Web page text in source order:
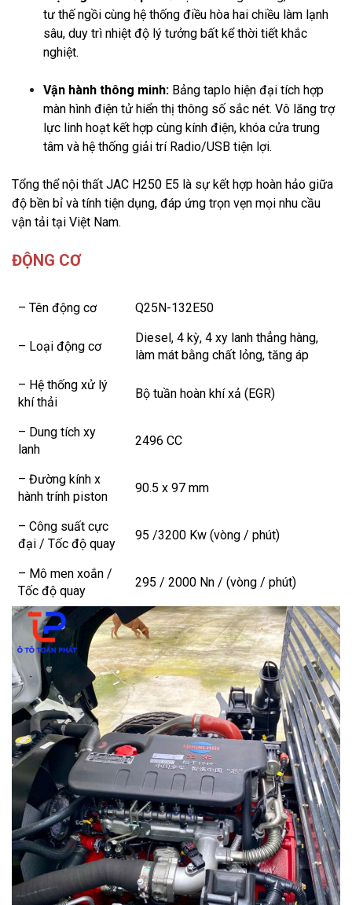
tư thế ngồi cùng hệ thống điều hòa hai chiều làm lạnh
sâu, duy trì nhiệt độ lý tưởng bất kể thời tiết khắc
nghiệt.
Vận hành thông minh: Bảng taplo hiện đại tích hợp
màn hình điện tử hiển thị thông số sắc nét. Vô lăng trợ
lực linh hoạt kết hợp cùng kính điện, khóa cửa trung
tâm và hệ thống giải trí Radio/USB tiện lợi.
Tổng thể nội thất JAC H250 E5 là sự kết hợp hoàn hảo giữa
độ bền bỉ và tính tiện dụng, đáp ứng trọn vẹn mọi nhu cầu
vận tải tại Việt Nam.
ĐỘNG CƠ
– Tên động cơ Q25N-132E50
– Loại động cơ
Diesel, 4 kỳ, 4 xy lanh thẳng hàng,
làm mát bằng chất lỏng, tăng áp
– Hệ thống xử lý
khí thải
Bộ tuần hoàn khí xả (EGR)
– Dung tích xy
lanh
2496 CC
– Đường kính x
hành trính piston
90.5 x 97 mm
– Công suất cực
đại / Tốc độ quay
95 /3200 Kw (vòng / phút)
– Mô men xoắn /
Tốc độ quay
295 / 2000 Nn / (vòng / phút)